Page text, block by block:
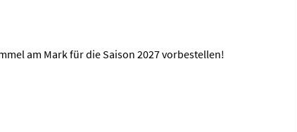
am Mark für die Saison 2027 vorbestellen!